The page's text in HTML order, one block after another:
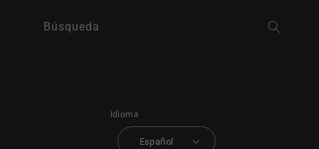
Búsqueda
Idioma
Español